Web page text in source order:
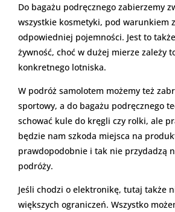
Do bagażu podręcznego zabierzemy
wszystkie kosmetyki, pod warunkiem
odpowiedniej pojemności. Jest to
żywność, choć w dużej mierze zależy
konkretnego lotniska.
W podróż samolotem możemy też
sportowy, a do bagażu podręcznego
schować kule do kręgli czy rolki, ale
będzie nam szkoda miejsca na
prawdopodobnie i tak nie przydadzą
podróży.
Jeśli chodzi o elektronikę, tutaj także
większych ograniczeń. Wszystko